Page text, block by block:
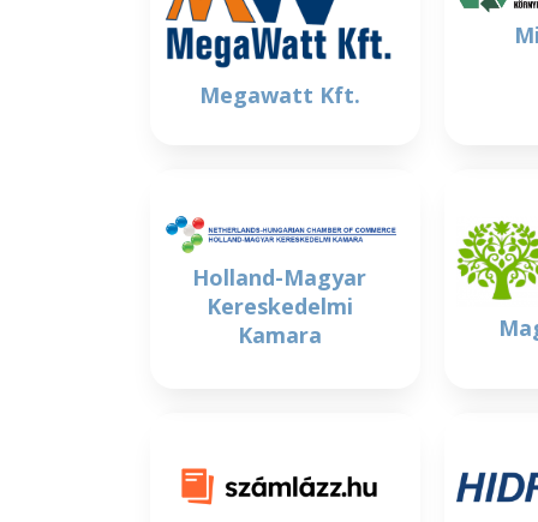
Megawatt Kft.
Holland-Magyar
Kereskedelmi
Kamara